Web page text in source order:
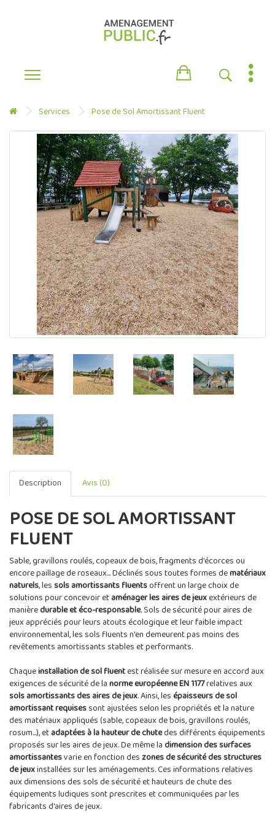
Services Pose de Sol Amortissant Fluent
Description Avis (0)
POSE DE SOL AMORTISSANT
FLUENT
Sable, gravillons roulés, copeaux de bois, fragments d'écorces ou
encore paillage de roseaux... Déclinés sous toutes formes dematériaux
naturels, lessols amortissants fluentsoffrent un large choix de
solutions pour concevoir etaménager les aires de jeuxextérieurs de
manièredurable et éco-responsable. Sols de sécurité pour aires de
jeux appréciés pour leurs atouts écologique et leur faible impact
environnemental, les sols fluents n'en demeurent pas moins des
revêtements amortissants stables et performants.
Chaqueinstallation de sol fluentest réalisée sur mesure en accord aux
exigences de sécurité de lanorme européenne EN 1177relatives aux
sols amortissants des aires de jeux. Ainsi, lesépaisseurs de sol
amortissant requisessont ajustées selon les propriétés et la nature
des matériaux appliqués (sable, copeaux de bois, gravillons roulés,
rosum...), etadaptées à la hauteur de chutedes différents équipements
proposés sur les aires de jeux. De même ladimension des surfaces
amortissantesvarie en fonction deszones de sécurité des structures
de jeuxinstallées sur les aménagements. Ces informations relatives
aux dimensions des sols de sécurité et hauteurs de chute des
équipements ludiques sont prescrites et communiquées par les
fabricants d'aires de jeux.